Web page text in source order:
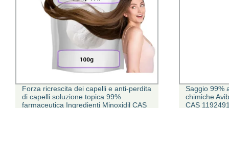
Forza ricrescita dei capelli e anti-perdita
di capelli soluzione topica 99%
farmaceutica Ingredienti Minoxidil CAS
Saggio 99%
chimiche
CAS